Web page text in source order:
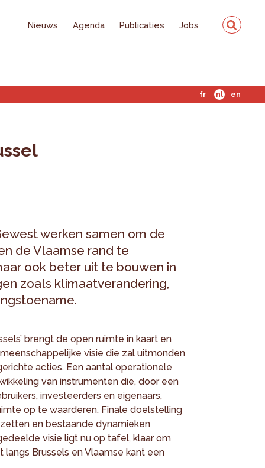
Nieuws Agenda Publicaties Jobs
fr nl en
werken samen om de
de Vlaamse rand te
ook beter uit te bouwen in
zoals klimaatverandering,
brengt de open ruimte in kaart en
visie die zal uitmonden
acties. Een aantal operationele
van instrumenten die, door een
investeerders en eigenaars,
op te waarderen. Finale doelstelling
en bestaande dynamieken
visie ligt nu op tafel, klaar om
Brussels en Vlaamse kant een